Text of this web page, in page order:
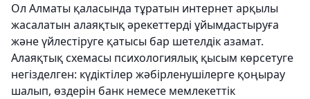
Ол Алматы қаласында тұратын интернет арқылы
жасалатын алаяқтық әрекеттерді ұйымдастыруға
және үйлестіруге қатысы бар шетелдік азамат.
Алаяқтық схемасы психологиялық қысым көрсетуге
негізделген: күдіктілер жәбірленушілерге қоңырау
шалып, өздерін банк немесе мемлекеттік